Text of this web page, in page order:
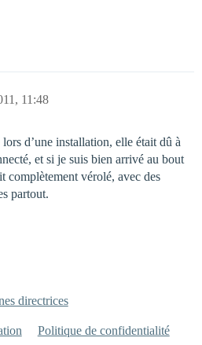
11:48
d’une installation, elle était dû à
et si je suis bien arrivé au bout
complètement vérolé, avec des
partout.
directrices
Politique de confidentialité